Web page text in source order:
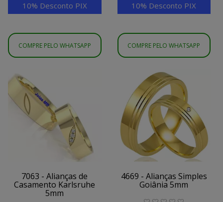
10% Desconto PIX
COMPRE PELO WHATSAPP
10% Desconto PIX
COMPRE PELO WHATSAPP
7063 - Alianças de
Casamento Karlsruhe
5mm
4669 - Alianças Simples
Goiânia 5mm